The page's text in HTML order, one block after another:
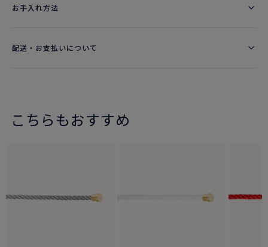
お手入れ方法
配送・お支払いについて
こちらもおすすめ